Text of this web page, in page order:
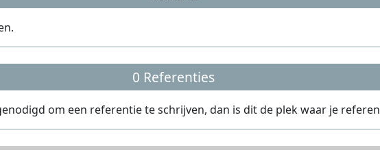
0 Referenties
om een referentie te schrijven, dan is dit de plek waar je